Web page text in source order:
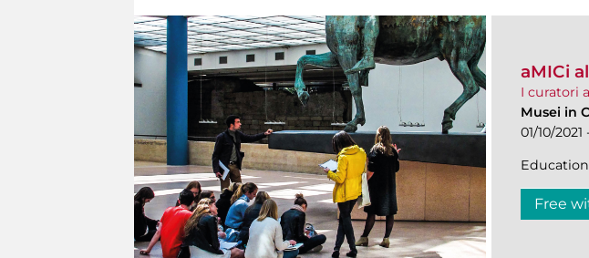
aMICi
I curatori
Musei in
01/10/
Free